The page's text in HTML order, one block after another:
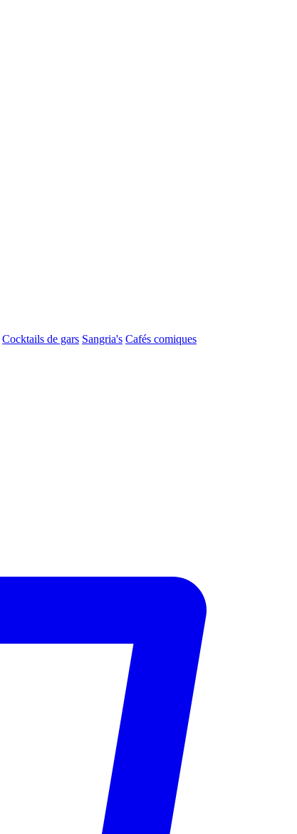
Cocktails de gars Sangria's Cafés comiques